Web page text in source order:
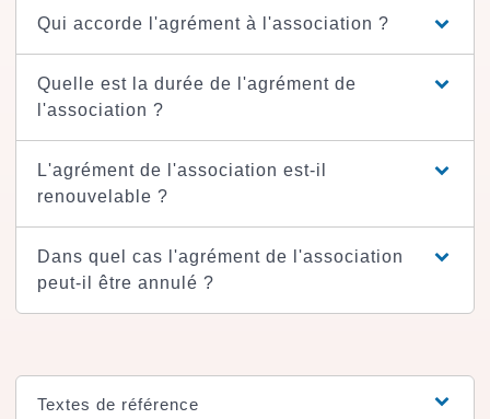
Qui accorde l'agrément à l'association ?
Quelle est la durée de l'agrément de
l'association ?
L'agrément de l'association est-il
renouvelable ?
Dans quel cas l'agrément de l'association
peut-il être annulé ?
Textes de référence